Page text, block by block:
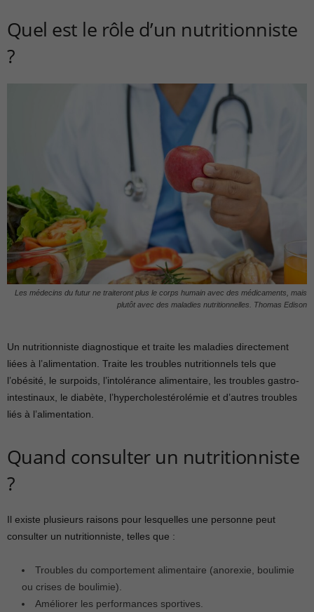
Quel est le rôle d’un nutritionniste
?
Les médecins du futur ne traiteront plus le corps humain avec des médicaments, mais
plutôt avec des maladies nutritionnelles. Thomas Edison
Un nutritionniste diagnostique et traite les maladies directement
liées à l’alimentation. Traite les troubles nutritionnels tels que
l’obésité, le surpoids, l’intolérance alimentaire, les troubles gastro-
intestinaux, le diabète, l’hypercholestérolémie et d’autres troubles
liés à l’alimentation.
Quand consulter un nutritionniste
?
Il existe plusieurs raisons pour lesquelles une personne peut
consulter un nutritionniste, telles que :
Troubles du comportement alimentaire (anorexie, boulimie
ou crises de boulimie).
Améliorer les performances sportives.